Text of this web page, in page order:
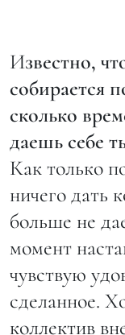
Известно,
собирается
сколько
даешь себе
Как только
ничего дать
больше не
момент
чувствую
сделанное.
коллектив